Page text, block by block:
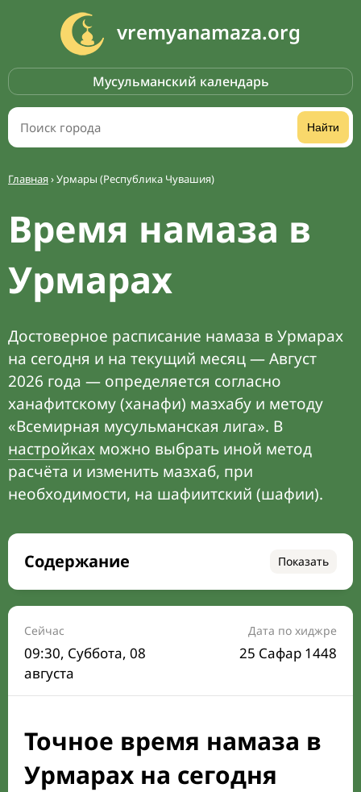
vremyanamaza.org
Мусульманский календарь
Найти
Главная›Урмары (Республика Чувашия)
Время намаза в
Урмарах
Достоверное расписание намаза в Урмарах
на сегодня и на текущий месяц — Август
2026 года — определяется согласно
ханафитскому (ханафи) мазхабу и методу
«Всемирная мусульманская лига». В
настройках можно выбрать иной метод
расчёта и изменить мазхаб, при
необходимости, на шафиитский (шафии).
Содержание Показать
Время намаза на сегодня
Расписание на месяц
Время Сухура и Ифтара на сегодня
Календарь рамадана
Направление киблы
Сейчас
09:30, Суббота, 08
августа
Дата по хиджре
25 Сафар 1448
Точное время намаза в
Урмарах на сегодня